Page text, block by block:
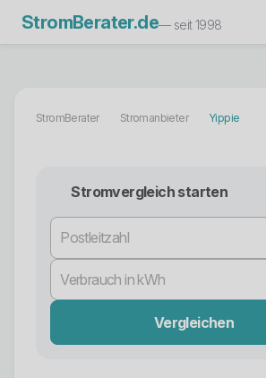
StromBerater.de— seit 1998
StromBerater Stromanbieter Yippie
Stromvergleich starten
Vergleichen